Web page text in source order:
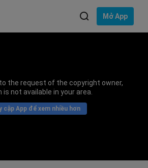
Mở App
the request of the copyright owner,
is not available in your area.
cập App để xem nhiều hơn
ngữ